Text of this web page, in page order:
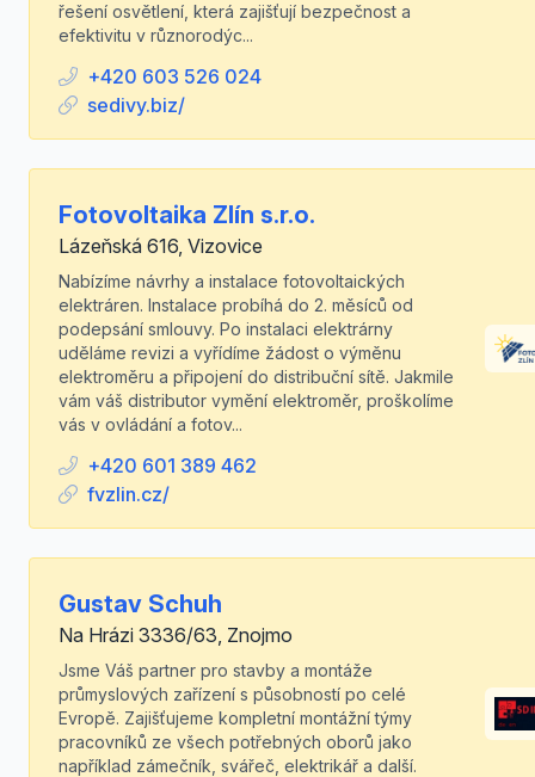
řešení osvětlení, která zajišťují bezpečnost a
efektivitu v různorodýc...
+420 603 526 024
sedivy.biz/
Fotovoltaika Zlín s.r.o.
Lázeňská 616, Vizovice
Nabízíme návrhy a instalace fotovoltaických
elektráren. Instalace probíhá do 2. měsíců od
podepsání smlouvy. Po instalaci elektrárny
uděláme revizi a vyřídíme žádost o výměnu
elektroměru a připojení do distribuční sítě. Jakmile
vám váš distributor vymění elektroměr, proškolíme
vás v ovládání a fotov...
+420 601 389 462
fvzlin.cz/
Gustav Schuh
Na Hrázi 3336/63, Znojmo
Jsme Váš partner pro stavby a montáže
průmyslových zařízení s působností po celé
Evropě. Zajišťujeme kompletní montážní týmy
pracovníků ze všech potřebných oborů jako
například zámečník, svářeč, elektrikář a další.